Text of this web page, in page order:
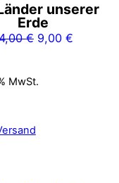
unserer
Erde
€ Ursprünglicher
14,00 €
9,00 €Aktueller
MwSt.